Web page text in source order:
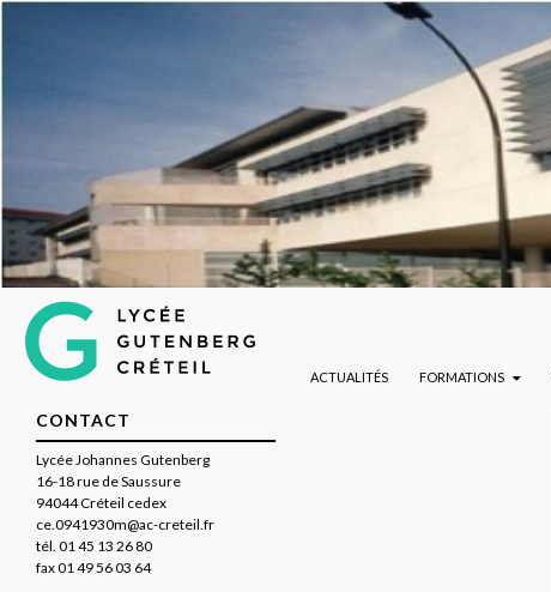
Lycée Gutenberg de Créteil
Recherche
ACTUALITÉS FORMATIONS
CONTACT
Lycée Johannes Gutenberg
16-18 rue de Saussure
94044 Créteil cedex
ce.0941930m@ac-creteil.fr
tél. 01 45 13 26 80
fax 01 49 56 03 64